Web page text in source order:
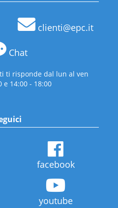
clienti@epc.it
Chat
ti risponde dal lun al ven
e 14:00 - 18:00
facebook
youtube